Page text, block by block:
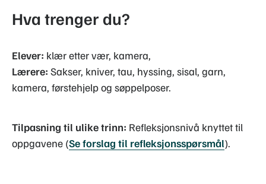
Hva trenger du?
Elever: klær etter vær, kamera,
Lærere: Sakser, kniver, tau, hyssing, sisal, garn,
kamera, førstehjelp og søppelposer.
Tilpasning til ulike trinn: Refleksjonsnivå knyttet til
oppgavene (Se forslag til refleksjonsspørsmål).